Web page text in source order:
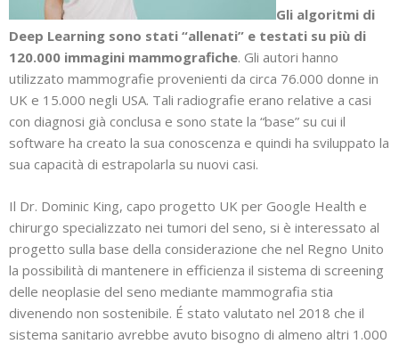
Gli algoritmi di
Deep Learning sono stati “allenati” e testati su più di
120.000 immagini mammografiche. Gli autori hanno
utilizzato mammografie provenienti da circa 76.000 donne in
UK e 15.000 negli USA. Tali radiografie erano relative a casi
con diagnosi già conclusa e sono state la “base” su cui il
software ha creato la sua conoscenza e quindi ha sviluppato la
sua capacità di estrapolarla su nuovi casi.
Il Dr. Dominic King, capo progetto UK per Google Health e
chirurgo specializzato nei tumori del seno, si è interessato al
progetto sulla base della considerazione che nel Regno Unito
la possibilità di mantenere in efficienza il sistema di screening
delle neoplasie del seno mediante mammografia stia
divenendo non sostenibile. É stato valutato nel 2018 che il
sistema sanitario avrebbe avuto bisogno di almeno altri 1.000